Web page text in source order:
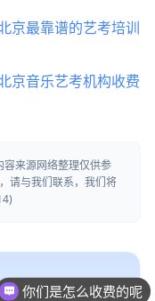
京最靠谱的艺考培训
京音乐艺考机构收费
容来源网络整理仅供参
请与我们联系，我们将
你们是怎么收费的呢